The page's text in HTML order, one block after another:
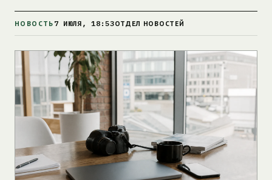
НОВОСТЬ 7 ИЮЛЯ, 18:53ОТДЕЛ НОВОСТЕЙ